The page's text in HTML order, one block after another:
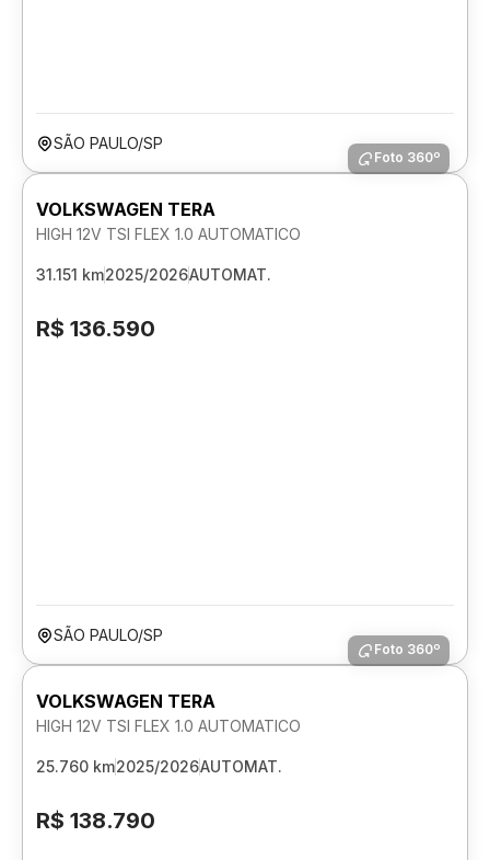
SÃO PAULO/SP
Foto 360º
VOLKSWAGEN TERA
HIGH 12V TSI FLEX 1.0 AUTOMATICO
31.151 km2025/2026AUTOMAT.
R$ 136.590
SÃO PAULO/SP
Foto 360º
VOLKSWAGEN TERA
HIGH 12V TSI FLEX 1.0 AUTOMATICO
25.760 km2025/2026AUTOMAT.
R$ 138.790